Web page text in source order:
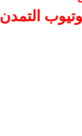
التمدن